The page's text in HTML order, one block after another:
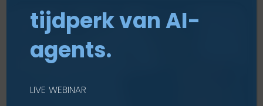
tijdperk van AI-
agents.
LIVE WEBINAR